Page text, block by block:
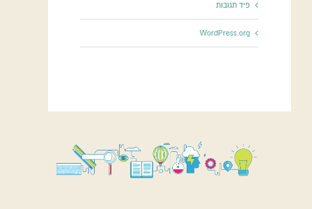
פיד תגובות
WordPress.org